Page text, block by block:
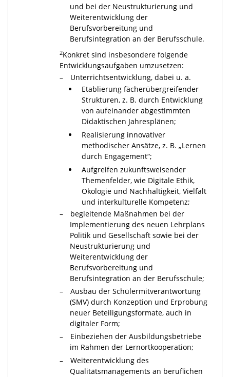
und bei der Neustrukturierung und
Weiterentwicklung der
Berufsvorbereitung und
Berufsintegration an der Berufsschule.
2Konkret sind insbesondere folgende
Entwicklungsaufgaben umzusetzen:
Unterrichtsentwicklung, dabei u. a.
Etablierung fächerübergreifender
Strukturen, z. B. durch Entwicklung
von aufeinander abgestimmten
Didaktischen Jahresplänen;
Realisierung innovativer
methodischer Ansätze, z. B. „Lernen
durch Engagement“;
Aufgreifen zukunftsweisender
Themenfelder, wie Digitale Ethik,
Ökologie und Nachhaltigkeit, Vielfalt
und interkulturelle Kompetenz;
begleitende Maßnahmen bei der
Implementierung des neuen Lehrplans
Politik und Gesellschaft sowie bei der
Neustrukturierung und
Weiterentwicklung der
Berufsvorbereitung und
Berufsintegration an der Berufsschule;
Ausbau der Schülermitverantwortung
(SMV) durch Konzeption und Erprobung
neuer Beteiligungsformate, auch in
digitaler Form;
Einbeziehen der Ausbildungsbetriebe
im Rahmen der Lernortkooperation;
Weiterentwicklung des
Qualitätsmanagements an beruflichen